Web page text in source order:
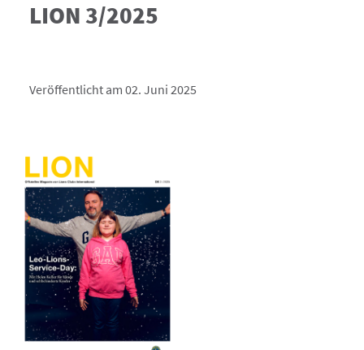
LION 3/2025
Veröffentlicht am 02. Juni 2025